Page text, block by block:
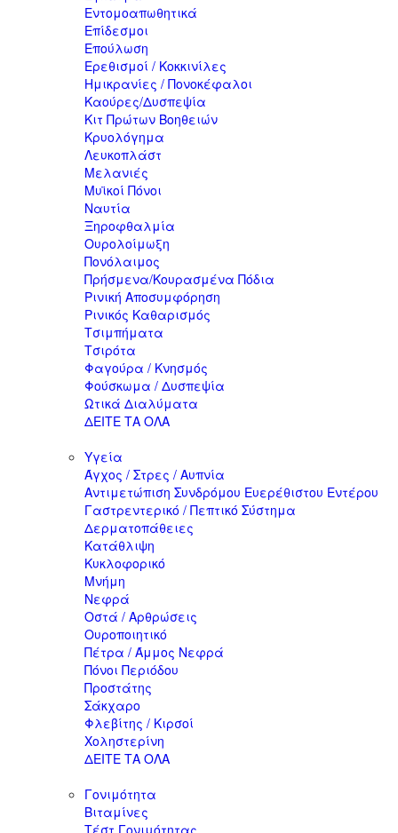
Εντομοαπωθητικά
Επίδεσμοι
Επούλωση
Ερεθισμοί / Κοκκινίλες
Ημικρανίες / Πονοκέφαλοι
Καούρες/Δυσπεψία
Κιτ Πρώτων Βοηθειών
Κρυολόγημα
Λευκοπλάστ
Μελανιές
Μυϊκοί Πόνοι
Ναυτία
Ξηροφθαλμία
Ουρολοίμωξη
Πονόλαιμος
Πρήσμενα/Κουρασμένα Πόδια
Ρινική Αποσυμφόρηση
Ρινικός Καθαρισμός
Τσιμπήματα
Τσιρότα
Φαγούρα / Κνησμός
Φούσκωμα / Δυσπεψία
Ωτικά Διαλύματα
ΔΕΙΤΕ ΤΑ ΟΛΑ
Υγεία
Άγχος / Στρες / Αυπνία
Αντιμετώπιση Συνδρόμου Ευερέθιστου Εντέρου
Γαστρεντερικό / Πεπτικό Σύστημα
Δερματοπάθειες
Κατάθλιψη
Κυκλοφορικό
Μνήμη
Νεφρά
Οστά / Αρθρώσεις
Ουροποιητικό
Πέτρα / Άμμος Νεφρά
Πόνοι Περιόδου
Προστάτης
Σάκχαρο
Φλεβίτης / Κιρσοί
Χοληστερίνη
ΔΕΙΤΕ ΤΑ ΟΛΑ
Γονιμότητα
Βιταμίνες
Τέστ Γονιμότητας